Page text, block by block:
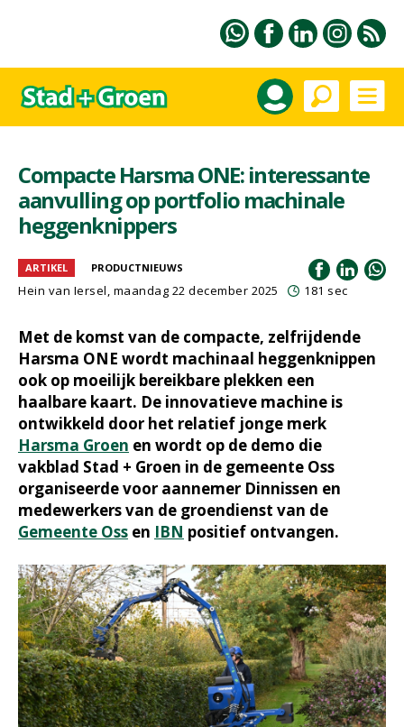
Compacte Harsma ONE: interessante
aanvulling op portfolio machinale
heggenknippers
ARTIKEL PRODUCTNIEUWS
Hein van Iersel, maandag 22 december 2025 181 sec
Met de komst van de compacte, zelfrijdende
Harsma ONE wordt machinaal heggenknippen
ook op moeilijk bereikbare plekken een
haalbare kaart. De innovatieve machine is
ontwikkeld door het relatief jonge merk
Harsma Groen en wordt op de demo die
vakblad Stad + Groen in de gemeente Oss
organiseerde voor aannemer Dinnissen en
medewerkers van de groendienst van de
Gemeente Oss en IBN positief ontvangen.